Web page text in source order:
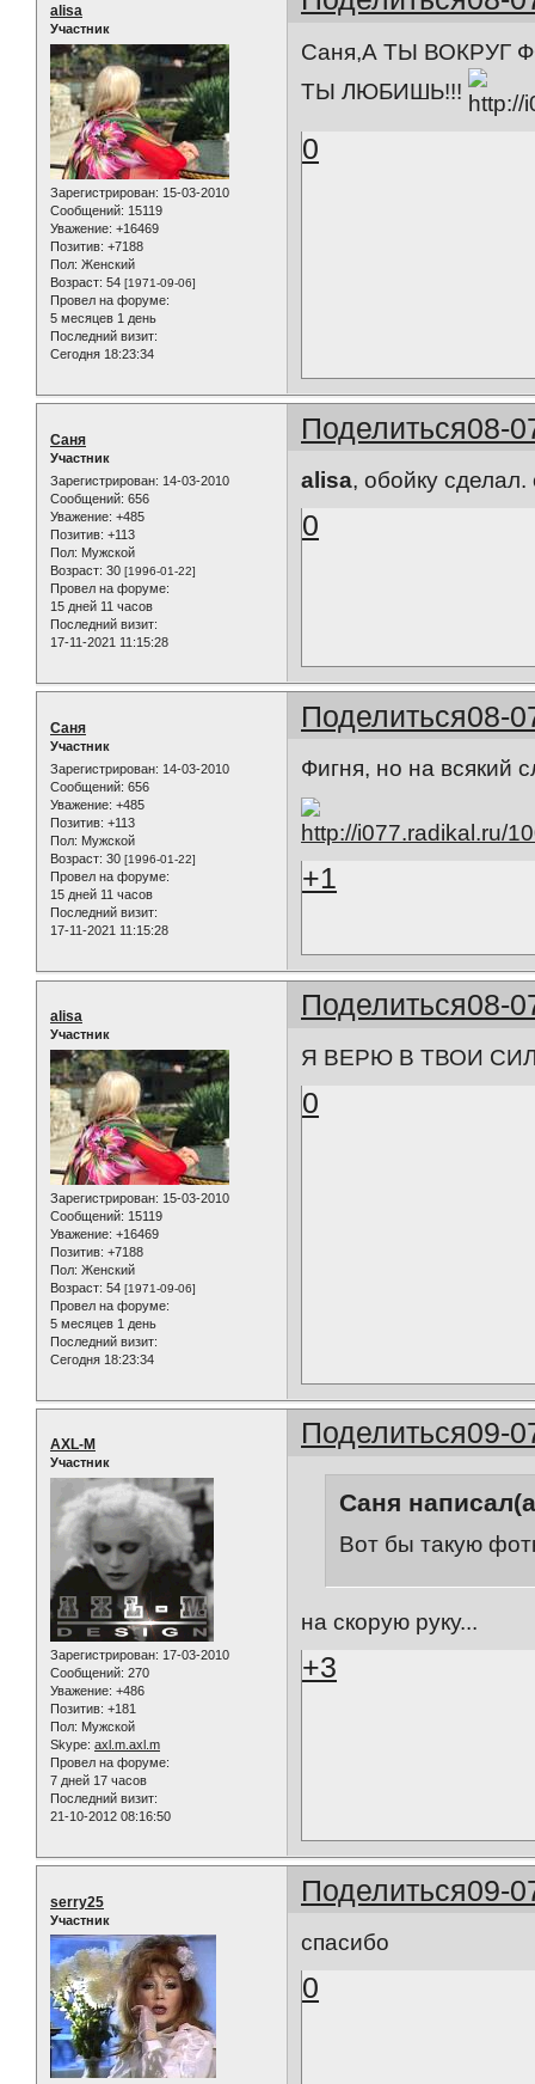
alisa
Участник
Зарегистрирован: 15-03-2010
Сообщений: 15119
Уважение: +16469
Позитив: +7188
Пол: Женский
Возраст: 54 [1971-09-06]
Провел на форуме:
5 месяцев 1 день
Последний визит:
Сегодня 18:23:34
Саня,А ТЫ ВОКРУГ
ТЫ ЛЮБИШЬ!!!
0
Поделиться08-
Саня
Участник
Зарегистрирован: 14-03-2010
Сообщений: 656
Уважение: +485
Позитив: +113
Пол: Мужской
Возраст: 30 [1996-01-22]
Провел на форуме:
15 дней 11 часов
Последний визит:
17-11-2021 11:15:28
alisa, обойку
0
Поделиться08-
Саня
Участник
Зарегистрирован: 14-03-2010
Сообщений: 656
Уважение: +485
Позитив: +113
Пол: Мужской
Возраст: 30 [1996-01-22]
Провел на форуме:
15 дней 11 часов
Последний визит:
17-11-2021 11:15:28
Фигня, но на всякий
+1
Поделиться08-
alisa
Участник
Зарегистрирован: 15-03-2010
Сообщений: 15119
Уважение: +16469
Позитив: +7188
Пол: Женский
Возраст: 54 [1971-09-06]
Провел на форуме:
5 месяцев 1 день
Последний визит:
Сегодня 18:23:34
Я ВЕРЮ В ТВОИ
0
Поделиться09-
AXL-M
Участник
Зарегистрирован: 17-03-2010
Сообщений: 270
Уважение: +486
Позитив: +181
Пол: Мужской
Skype: axl.m.axl.m
Провел на форуме:
7 дней 17 часов
Последний визит:
21-10-2012 08:16:50
Саня
Вот бы такую
на скорую руку...
+3
Поделиться09-
serry25
Участник
спасибо
0